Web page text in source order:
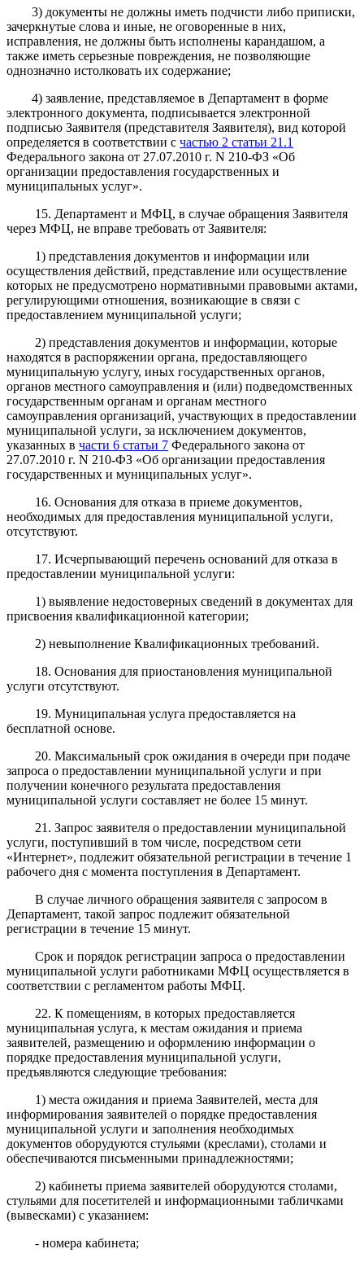
3) документы не должны иметь подчисти либо приписки,
зачеркнутые слова и иные, не оговоренные в них,
исправления, не должны быть исполнены карандашом, а
также иметь серьезные повреждения, не позволяющие
однозначно истолковать их содержание;
4) заявление, представляемое в Департамент в форме
электронного документа, подписывается электронной
подписью Заявителя (представителя Заявителя), вид которой
определяется в соответствии с частью 2 статьи 21.1
Федерального закона от 27.07.2010 г. N 210-ФЗ «Об
организации предоставления государственных и
муниципальных услуг».
15. Департамент и МФЦ, в случае обращения Заявителя
через МФЦ, не вправе требовать от Заявителя:
1) представления документов и информации или
осуществления действий, представление или осуществление
которых не предусмотрено нормативными правовыми актами,
регулирующими отношения, возникающие в связи с
предоставлением муниципальной услуги;
2) представления документов и информации, которые
находятся в распоряжении органа, предоставляющего
муниципальную услугу, иных государственных органов,
органов местного самоуправления и (или) подведомственных
государственным органам и органам местного
самоуправления организаций, участвующих в предоставлении
муниципальной услуги, за исключением документов,
указанных в части 6 статьи 7 Федерального закона от
27.07.2010 г. N 210-ФЗ «Об организации предоставления
государственных и муниципальных услуг».
16. Основания для отказа в приеме документов,
необходимых для предоставления муниципальной услуги,
отсутствуют.
17. Исчерпывающий перечень оснований для отказа в
предоставлении муниципальной услуги:
1) выявление недостоверных сведений в документах для
присвоения квалификационной категории;
2) невыполнение Квалификационных требований.
18. Основания для приостановления муниципальной
услуги отсутствуют.
19. Муниципальная услуга предоставляется на
бесплатной основе.
20. Максимальный срок ожидания в очереди при подаче
запроса о предоставлении муниципальной услуги и при
получении конечного результата предоставления
муниципальной услуги составляет не более 15 минут.
21. Запрос заявителя о предоставлении муниципальной
услуги, поступивший в том числе, посредством сети
«Интернет», подлежит обязательной регистрации в течение 1
рабочего дня с момента поступления в Департамент.
В случае личного обращения заявителя с запросом в
Департамент, такой запрос подлежит обязательной
регистрации в течение 15 минут.
Срок и порядок регистрации запроса о предоставлении
муниципальной услуги работниками МФЦ осуществляется в
соответствии с регламентом работы МФЦ.
22. К помещениям, в которых предоставляется
муниципальная услуга, к местам ожидания и приема
заявителей, размещению и оформлению информации о
порядке предоставления муниципальной услуги,
предъявляются следующие требования:
1) места ожидания и приема Заявителей, места для
информирования заявителей о порядке предоставления
муниципальной услуги и заполнения необходимых
документов оборудуются стульями (креслами), столами и
обеспечиваются письменными принадлежностями;
2) кабинеты приема заявителей оборудуются столами,
стульями для посетителей и информационными табличками
(вывесками) с указанием:
- номера кабинета;